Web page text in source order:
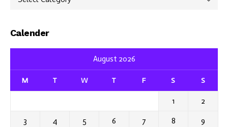
Calender
August 2026
M T W T F S S
1 2
3 4 5 6 7 8 9